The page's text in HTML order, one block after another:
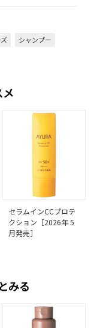
シャンプー
セラムインCCプロテ
クション［2026年 5
月発売］
みる